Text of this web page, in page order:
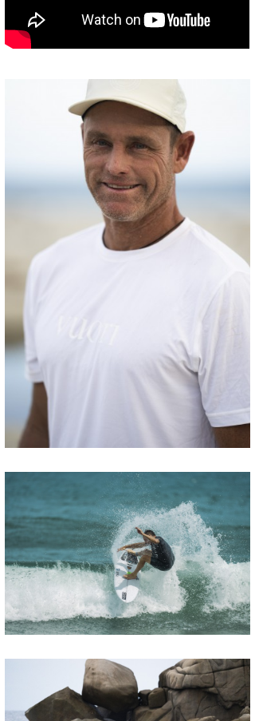
mitz
OYZ
Soulman
waka☆=
たっちー
上條将美
唐澤予報士
SancheZ
ゴン
米山予報士
wanda
予報士 hiro.
Mr.K